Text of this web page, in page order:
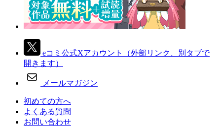
eコミ公式Xアカウント
（外部リンク、別タブで
開きます）
メールマガジン
初めての方へ
よくある質問
お問い合わせ